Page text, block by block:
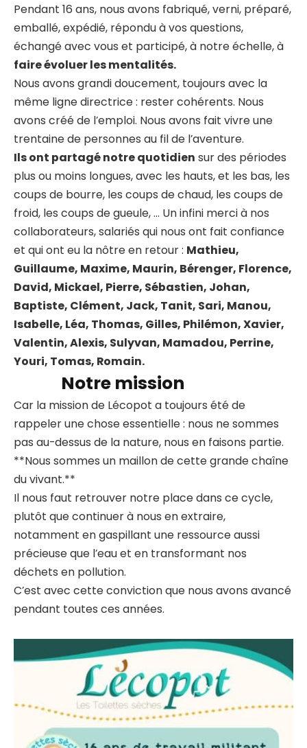
Pendant 16 ans, nous avons fabriqué, verni, préparé,
emballé, expédié, répondu à vos questions,
échangé avec vous et participé, à notre échelle, à
faire évoluer les mentalités.
Nous avons grandi doucement, toujours avec la
même ligne directrice : rester cohérents. Nous
avons créé de l’emploi. Nous avons fait vivre une
trentaine de personnes au fil de l’aventure.
Ils ont partagé notre quotidien sur des périodes
plus ou moins longues, avec les hauts, et les bas, les
coups de bourre, les coups de chaud, les coups de
froid, les coups de gueule, … Un infini merci à nos
collaborateurs, salariés qui nous ont fait confiance
et qui ont eu la nôtre en retour : Mathieu,
Guillaume, Maxime, Maurin, Bérenger, Florence,
David, Mickael, Pierre, Sébastien, Johan,
Baptiste, Clément, Jack, Tanit, Sari, Manou,
Isabelle, Léa, Thomas, Gilles, Philémon, Xavier,
Valentin, Alexis, Sulyvan, Mamadou, Perrine,
Youri, Tomas, Romain.
Notre mission
Car la mission de Lécopot a toujours été de
rappeler une chose essentielle : nous ne sommes
pas au-dessus de la nature, nous en faisons partie.
**Nous sommes un maillon de cette grande chaîne
du vivant.**
Il nous faut retrouver notre place dans ce cycle,
plutôt que continuer à nous en extraire,
notamment en gaspillant une ressource aussi
précieuse que l’eau et en transformant nos
déchets en pollution.
C’est avec cette conviction que nous avons avancé
pendant toutes ces années.